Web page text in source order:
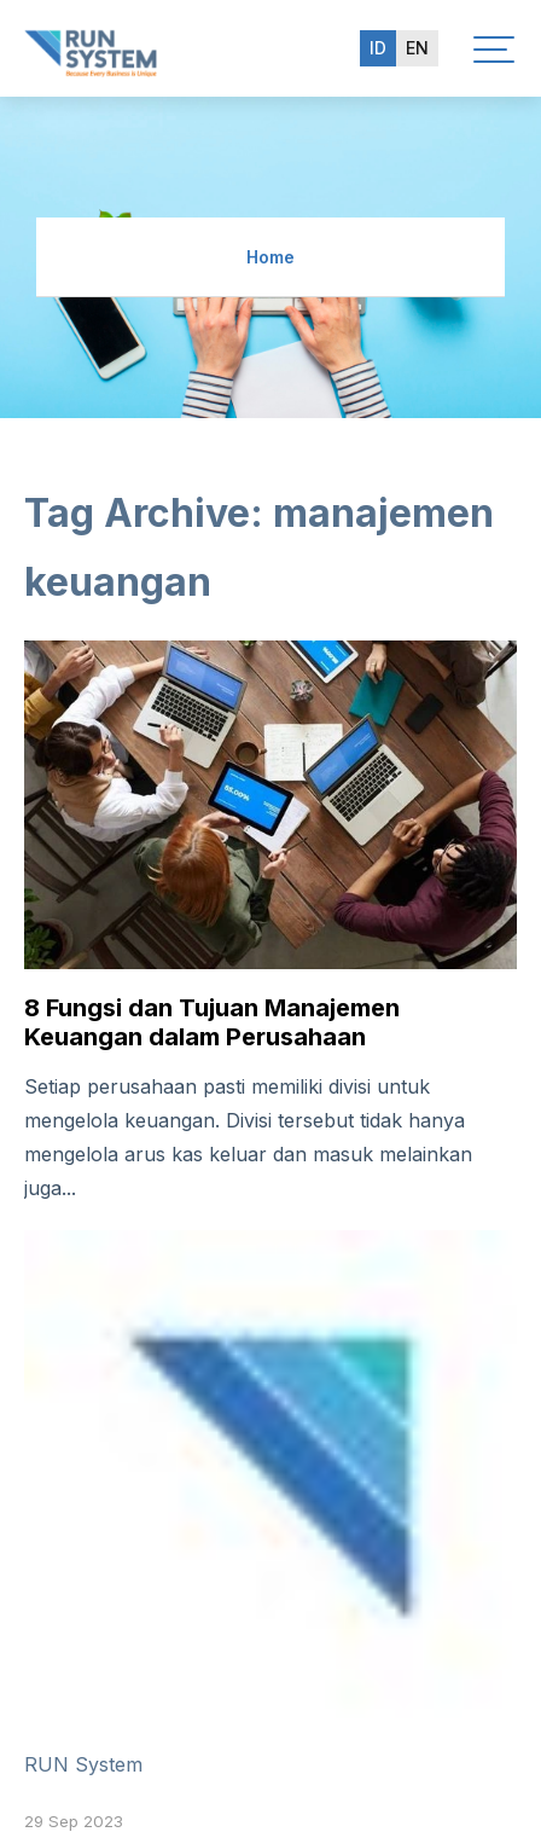
ID EN
Home
Tag Archive: manajemen
keuangan
8 Fungsi dan Tujuan Manajemen
Keuangan dalam Perusahaan
Setiap perusahaan pasti memiliki divisi untuk
mengelola keuangan. Divisi tersebut tidak hanya
mengelola arus kas keluar dan masuk melainkan
juga...
RUN System
29 Sep 2023